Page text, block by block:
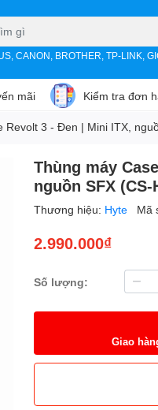
CANON, BROTHER, TP-LINK,
mãi Kiểm tra đơn
Revolt 3 - Đen | Mini ITX,
Thùng máy
nguồn SFX (CS-
Thương hiệu: Hyte Mã
2.990.000₫
Số lượng:
Giao